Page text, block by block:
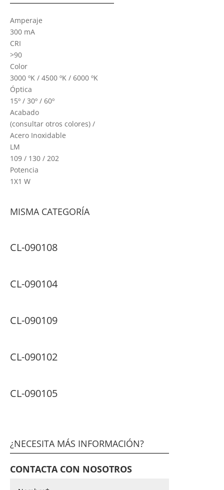
Amperaje
300 mA
CRI
>90
Color
3000 ºK / 4500 ºK / 6000 ºK
Óptica
15º / 30º / 60º
Acabado
(consultar otros colores) /
Acero Inoxidable
LM
109 / 130 / 202
Potencia
1X1 W
MISMA CATEGORÍA
CL-090108
CL-090104
CL-090109
CL-090102
CL-090105
¿NECESITA MÁS INFORMACIÓN?
CONTACTA CON NOSOTROS